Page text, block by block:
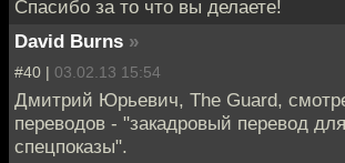
Спасибо за то что вы делаете!
David Burns »
#40 | 03.02.13 15:54
Дмитрий Юрьевич, The Guard,
переводов - "закадровый перевод
спецпоказы".